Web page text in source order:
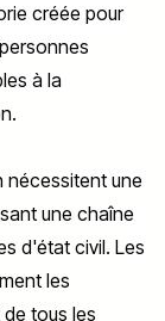
créée pour
à la
nécessitent une
une chaîne
d'état civil. Les
les
tous les